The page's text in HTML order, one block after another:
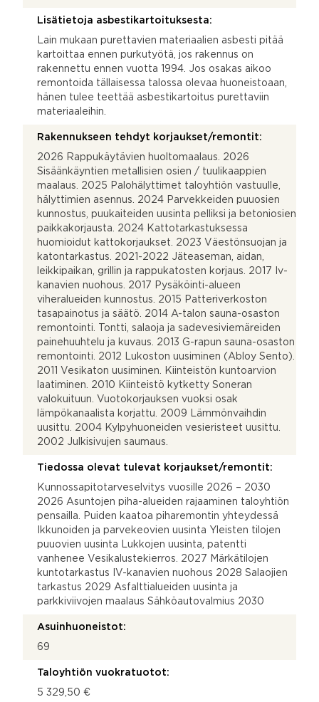
Lisätietoja asbestikartoituksesta:
Lain mukaan purettavien materiaalien asbesti pitää
kartoittaa ennen purkutyötä, jos rakennus on
rakennettu ennen vuotta 1994. Jos osakas aikoo
remontoida tällaisessa talossa olevaa huoneistoaan,
hänen tulee teettää asbestikartoitus purettaviin
materiaaleihin.
Rakennukseen tehdyt korjaukset/remontit:
2026 Rappukäytävien huoltomaalaus. 2026
Sisäänkäyntien metallisien osien / tuulikaappien
maalaus. 2025 Palohälyttimet taloyhtiön vastuulle,
hälyttimien asennus. 2024 Parvekkeiden puuosien
kunnostus, puukaiteiden uusinta pelliksi ja betoniosien
paikkakorjausta. 2024 Kattotarkastuksessa
huomioidut kattokorjaukset. 2023 Väestönsuojan ja
katontarkastus. 2021-2022 Jäteaseman, aidan,
leikkipaikan, grillin ja rappukatosten korjaus. 2017 Iv-
kanavien nuohous. 2017 Pysäköinti-alueen
viheralueiden kunnostus. 2015 Patteriverkoston
tasapainotus ja säätö. 2014 A-talon sauna-osaston
remontointi. Tontti, salaoja ja sadevesiviemäreiden
painehuuhtelu ja kuvaus. 2013 G-rapun sauna-osaston
remontointi. 2012 Lukoston uusiminen (Abloy Sento).
2011 Vesikaton uusiminen. Kiinteistön kuntoarvion
laatiminen. 2010 Kiinteistö kytketty Soneran
valokuituun. Vuotokorjauksen vuoksi osak
lämpökanaalista korjattu. 2009 Lämmönvaihdin
uusittu. 2004 Kylpyhuoneiden vesieristeet uusittu.
2002 Julkisivujen saumaus.
Tiedossa olevat tulevat korjaukset/remontit:
Kunnossapitotarveselvitys vuosille 2026 – 2030
2026 Asuntojen piha-alueiden rajaaminen taloyhtiön
pensailla. Puiden kaatoa piharemontin yhteydessä
Ikkunoiden ja parvekeovien uusinta Yleisten tilojen
puuovien uusinta Lukkojen uusinta, patentti
vanhenee Vesikalustekierros. 2027 Märkätilojen
kuntotarkastus IV-kanavien nuohous 2028 Salaojien
tarkastus 2029 Asfalttialueiden uusinta ja
parkkiviivojen maalaus Sähköautovalmius 2030
Asuinhuoneistot:
69
Taloyhtiön vuokratuotot:
5 329,50 €